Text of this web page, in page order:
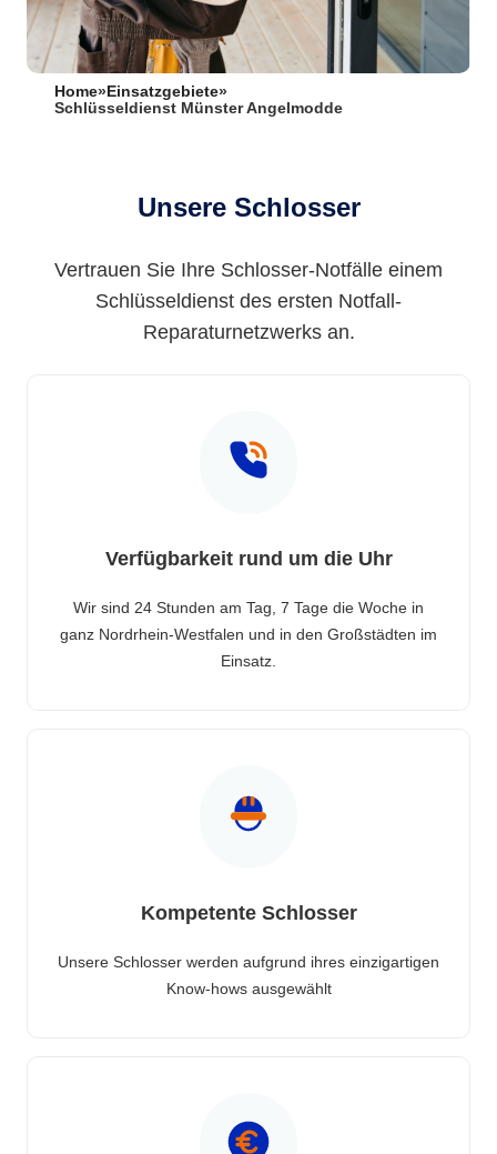
Home» Einsatzgebiete»
Schlüsseldienst Münster Angelmodde
Unsere Schlosser
Vertrauen Sie Ihre Schlosser-Notfälle einem
Schlüsseldienst des ersten Notfall-
Reparaturnetzwerks an.
Verfügbarkeit rund um die Uhr
Wir sind 24 Stunden am Tag, 7 Tage die Woche in
ganz Nordrhein-Westfalen und in den Großstädten im
Einsatz.
Kompetente Schlosser
Unsere Schlosser werden aufgrund ihres einzigartigen
Know-hows ausgewählt